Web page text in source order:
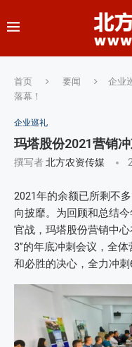
首页 要闻 企业
落幕！
企业巡礼
玛塔股份2021营销
撰写者北方农资传媒
2021年的余额已所剩不
向披靡。为回顾和总结
官战，玛塔股份营销中
3”的年底冲刺会议，全
和必胜的决心，全力冲刺